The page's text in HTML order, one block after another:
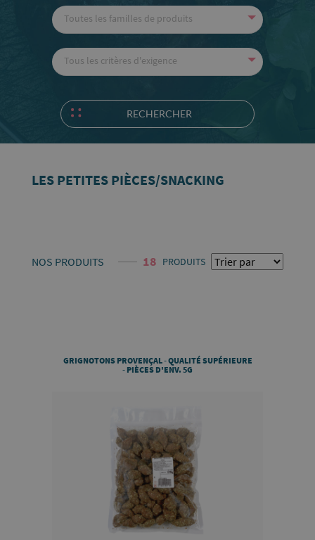
Toutes les familles de produits
Tous les critères d'exigence
RECHERCHER
LES PETITES PIÈCES/SNACKING
NOS PRODUITS 18 PRODUITS
GRIGNOTONS PROVENÇAL - QUALITÉ SUPÉRIEURE
- PIÈCES D'ENV. 5G